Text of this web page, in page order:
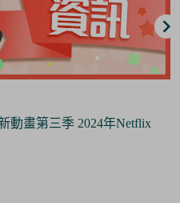
動畫第三季 2024年Netflix